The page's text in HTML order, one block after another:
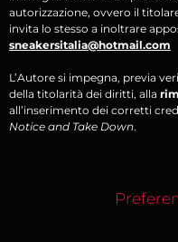
autorizzazione, ovvero il
invita lo stesso a inoltrare
sneakersitalia@hotmail.com
L’Autore si impegna, previa
della titolarità dei diritti, alla
all’inserimento dei corretti
Notice and Take Down.